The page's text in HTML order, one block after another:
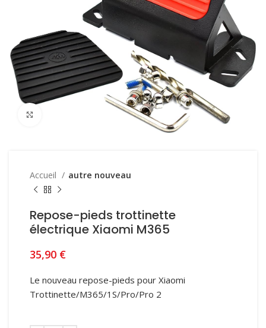
Accueil autre nouveau
Repose-pieds trottinette
électrique Xiaomi M365
35,90 €
Le nouveau repose-pieds pour Xiaomi
Trottinette/M365/1S/Pro/Pro 2